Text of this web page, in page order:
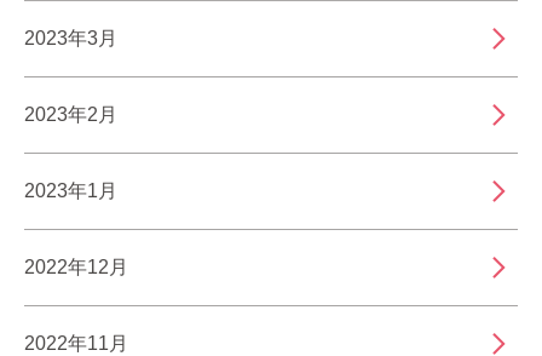
2023年3月
2023年2月
2023年1月
2022年12月
2022年11月